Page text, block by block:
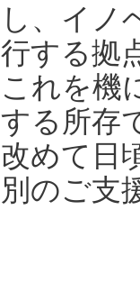
し、イノ
行する拠
これを機
する所存
改めて日
別のご支